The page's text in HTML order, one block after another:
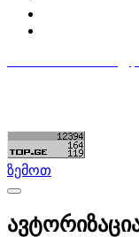
ზემოთ